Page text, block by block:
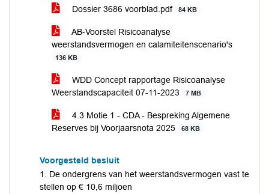
Dossier 3686 voorblad.pdf
84 KB
AB-Voorstel Risicoanalyse
weerstandsvermogen en calamiteitenscenario's
136 KB
WDD Concept rapportage Risicoanalyse
Weerstandscapaciteit 07-11-2023
7 MB
4.3 Motie 1 - CDA - Bespreking Algemene
Reserves bij Voorjaarsnota 2025
68 KB
Voorgesteld besluit
1. De ondergrens van het weerstandsvermogen vast te
stellen op € 10,6 miljoen